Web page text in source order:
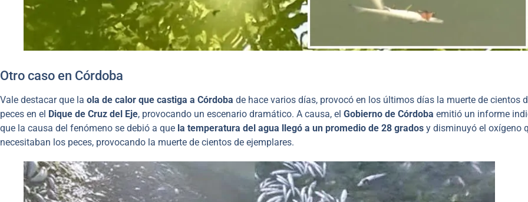
Otro caso en Córdoba
Vale destacar que la ola de calor que castiga a Córdoba de hace varios días, provocó en los últimos días la muerte de cientos
peces en el Dique de Cruz del Eje, provocando un escenario dramático. A causa, el Gobierno de Córdoba emitió un informe
que la causa del fenómeno se debió a que la temperatura del agua llegó a un promedio de 28 grados y disminuyó el oxígeno
necesitaban los peces, provocando la muerte de cientos de ejemplares.